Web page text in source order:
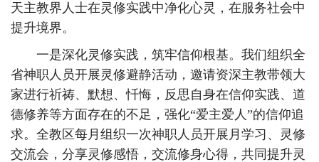
天主教界人士在灵修实践中净化心灵，在服务社会中
提升境界。
一是深化灵修实践，筑牢信仰根基。我们组织全
省神职人员开展灵修避静活动，邀请资深主教带领大
家进行祈祷、默想、忏悔，反思自身在信仰实践、道
德修养等方面存在的不足，强化“爱主爱人”的信仰追
求。全教区每月组织一次神职人员开展月学习、灵修
交流会，分享灵修感悟，交流修身心得，共同提升灵